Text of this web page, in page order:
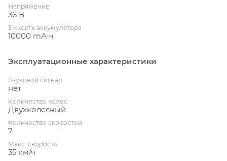
Напряжение
36 В
Емкость аккумулятора
10000 mА⋅ч
Эксплуатационные характеристики
Звуковой сигнал
нет
Количество колес
Двухколесный
Количество скоростей
7
Макс. скорость
35 км/ч